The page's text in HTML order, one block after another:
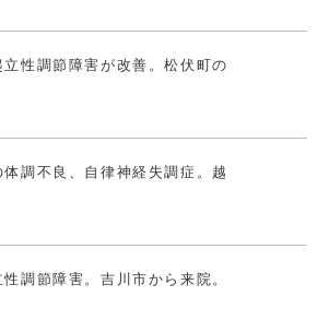
性調節障害が改善。松伏町の
調不良、自律神経失調症。越
調節障害。吉川市から来院。